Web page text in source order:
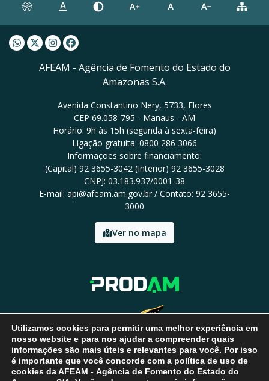
Whatsapp AFEAM
Twitter AFEAM
Instagram AFEAM
Facebook AFEAM
AFEAM - Agência de Fomento do Estado do
Amazonas S.A.
Avenida Constantino Nery, 5733, Flores
CEP 69.058-795 - Manaus - AM
Horário: 9h às 15h (segunda à sexta-feira)
Ligação gratuita: 0800 286 3066
Informações sobre financiamento:
(Capital) 92 3655-3042 (Interior) 92 3655-3028
CNPJ: 03.183.937/0001-38
E-mail: api@afeam.am.gov.br / Contato: 92 3655-
3000
Ver no mapa
Utilizamos cookies para permitir uma melhor experiência em
nosso website e para nos ajudar a compreender quais
informações são mais úteis e relevantes para você. Por isso
é importante que você concorde com a política de uso de
cookies da AFEAM - Agência de Fomento do Estado do